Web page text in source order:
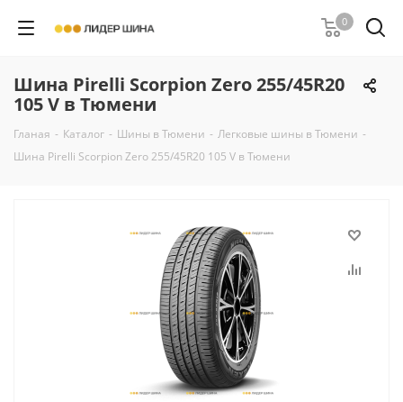
0
Шина Pirelli Scorpion Zero 255/45R20
105 V в Тюмени
Гланая - Каталог - Шины в Тюмени - Легковые шины в Тюмени -
Шина Pirelli Scorpion Zero 255/45R20 105 V в Тюмени